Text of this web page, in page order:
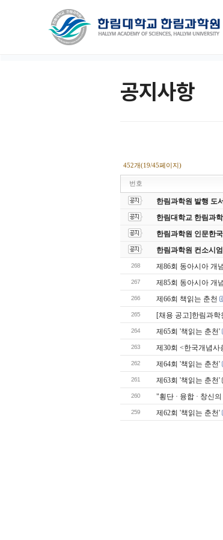
공지사항
452개(19/45페이지)
번호
한림과학원 발행 도
한림대학교 한림과
한림과학원 인문한
한림과학원 컨소시
268 제86회 동아시아 개
267 제85회 동아시아 개
266 제66회 책읽는 춘천
265 [채용 공고]한림과
264 제65회 '책읽는 춘천'
263 제30회 <한국개념사
262 제64회 '책읽는 춘천'
261 제63회 '책읽는 춘천'
260 "횡단 · 융합 · 창신
259 제62회 '책읽는 춘천'